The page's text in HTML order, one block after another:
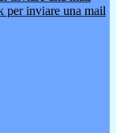
per inviare una mail